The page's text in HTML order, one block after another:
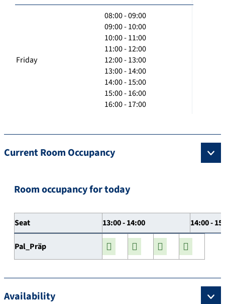
Friday
08:00 - 09:00
09:00 - 10:00
10:00 - 11:00
11:00 - 12:00
12:00 - 13:00
13:00 - 14:00
14:00 - 15:00
15:00 - 16:00
16:00 - 17:00
Current Room Occupancy
Room occupancy for today
Seat 13:00 - 14:00 14:00 -
Pal_Präp
Availability